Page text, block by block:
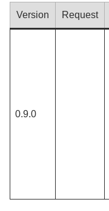
Version Request
0.9.0